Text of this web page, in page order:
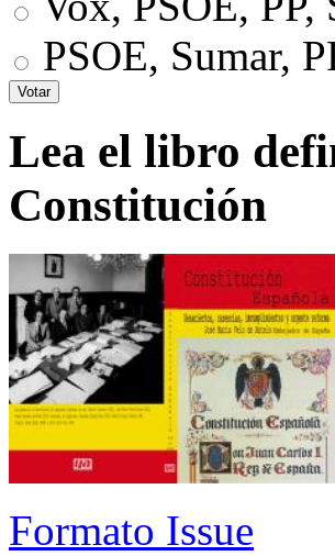
PSOE, Sumar,
Lea el libro
Constitución
Formato Issue